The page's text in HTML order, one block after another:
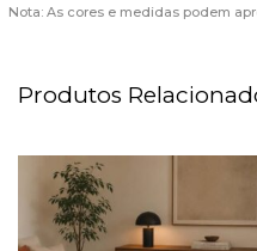
Nota: As cores e medidas podem
Produtos